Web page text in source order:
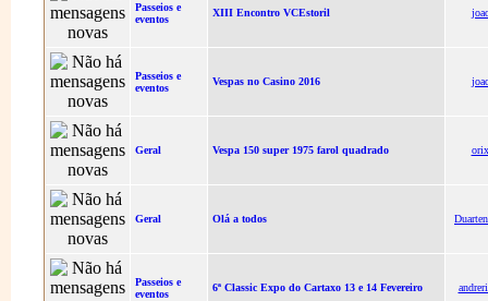
Passeios e
eventos
XIII Encontro VCEstoril
Passeios e
eventos
Vespas no Casino 2016
Geral Vespa 150 super 1975 farol quadrado
Geral Olá a todos
Passeios e
eventos
6ª Classic Expo do Cartaxo 13 e 14 Fevereiro